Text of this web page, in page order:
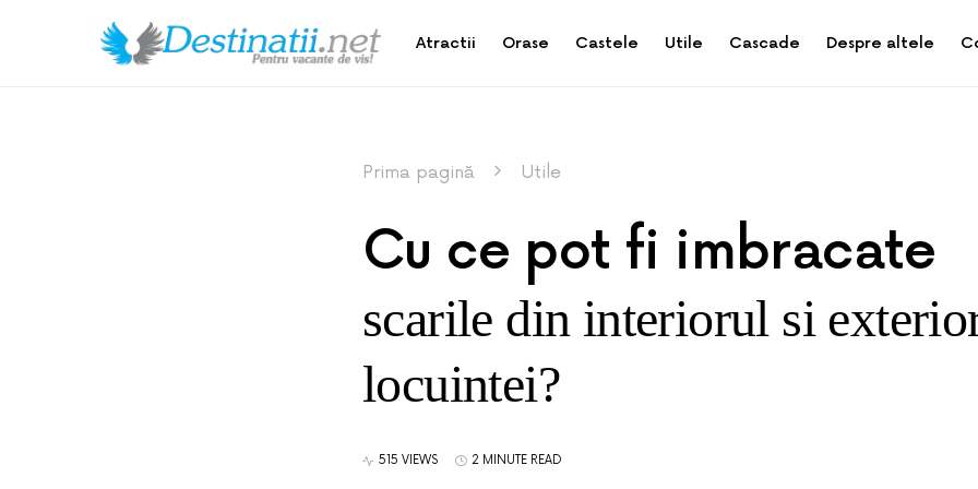
Atractii Orase Castele Utile Cascade Despre altele
Prima pagină Utile
Cu ce pot fi imbracate
scarile din interiorul si
locuintei?
515 VIEWS 2 MINUTE READ